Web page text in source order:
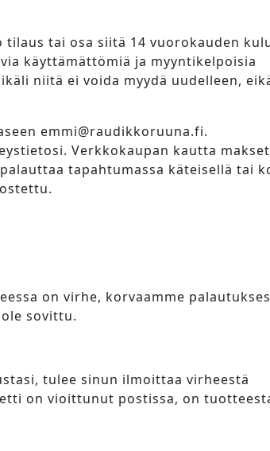
tai osa siitä 14 vuorokauden
käyttämättömiä ja myyntikelpoisia
niitä ei voida myydä uudelleen,
emmi@raudikkoruuna.fi.
Verkkokaupan kautta
tapahtumassa käteisellä tai
on virhe, korvaamme
sovittu.
tulee sinun ilmoittaa virheestä
on vioittunut postissa, on